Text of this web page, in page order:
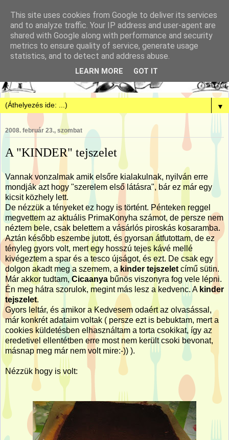
▼
2008. február 23., szombat
A "KINDER" tejszelet
Vannak vonzalmak amik elsőre kialakulnak, nyilván erre
mondják azt hogy "szerelem első látásra", bár ez már egy
kicsit közhely lett.
De nézzük a tényeket ez hogy is történt. Pénteken reggel
megvettem az aktuális PrimaKonyha számot, de persze nem
néztem bele, csak belettem a vásárlós piroskás kosaramba.
Aztán később eszembe jutott, és gyorsan átfutottam, de ez
tényleg gyors volt, mert egy hosszú tejes kávé mellé
kivégeztem a spar és a tesco újságot, és ezt. De csak egy
dolgon akadt meg a szemem, akinder tejszelet című sütin.
Már akkor tudtam, Cicaanya bűnös viszonyra fog vele lépni.
Én meg hátra szorulok, megint más lesz a kedvenc. A kinder
tejszelet.
Gyors leltár, és amikor a Kedvesem odaért az olvasással,
már konkrét adataim voltak ( persze ezt is bebuktam, mert a
cookies küldetésben elhasználtam a torta csokikat, így az
eredetivel ellentétben erre most nem került csoki bevonat,
másnap meg már nem volt mire:-)) ).
Nézzük hogy is volt:
This site uses cookies from Google to deliver its services
and to analyze traffic. Your IP address and user-agent are
shared with Google along with performance and security
metrics to ensure quality of service, generate usage
statistics, and to detect and address abuse.
LEARN MORE GOT IT